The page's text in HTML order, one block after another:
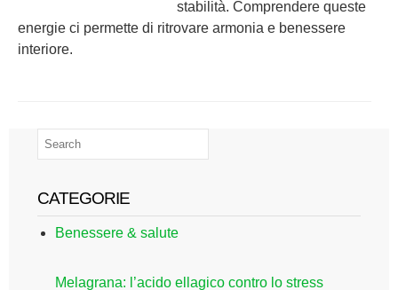
stabilità. Comprendere queste
energie ci permette di ritrovare armonia e benessere
interiore.
CATEGORIE
Benessere & salute
Melagrana: l’acido ellagico contro lo stress